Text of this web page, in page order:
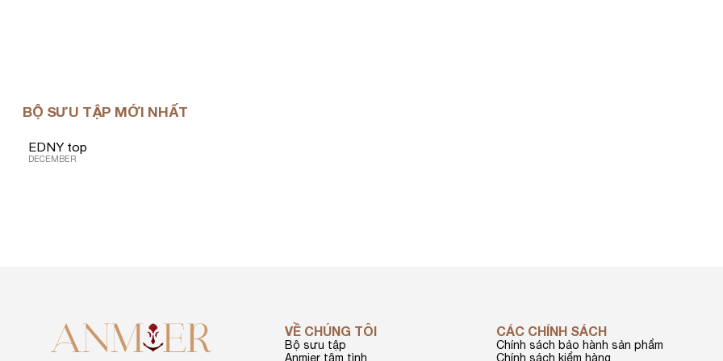
BỘ SƯU TẬP MỚI NHẤT
EDNY top
DECEMBER
VỀ CHÚNG TÔI
Bộ sưu tập
Anmier tâm tình
CÁC CHÍNH SÁCH
Chính sách bảo hành sản phẩm
Chính sách kiểm hàng